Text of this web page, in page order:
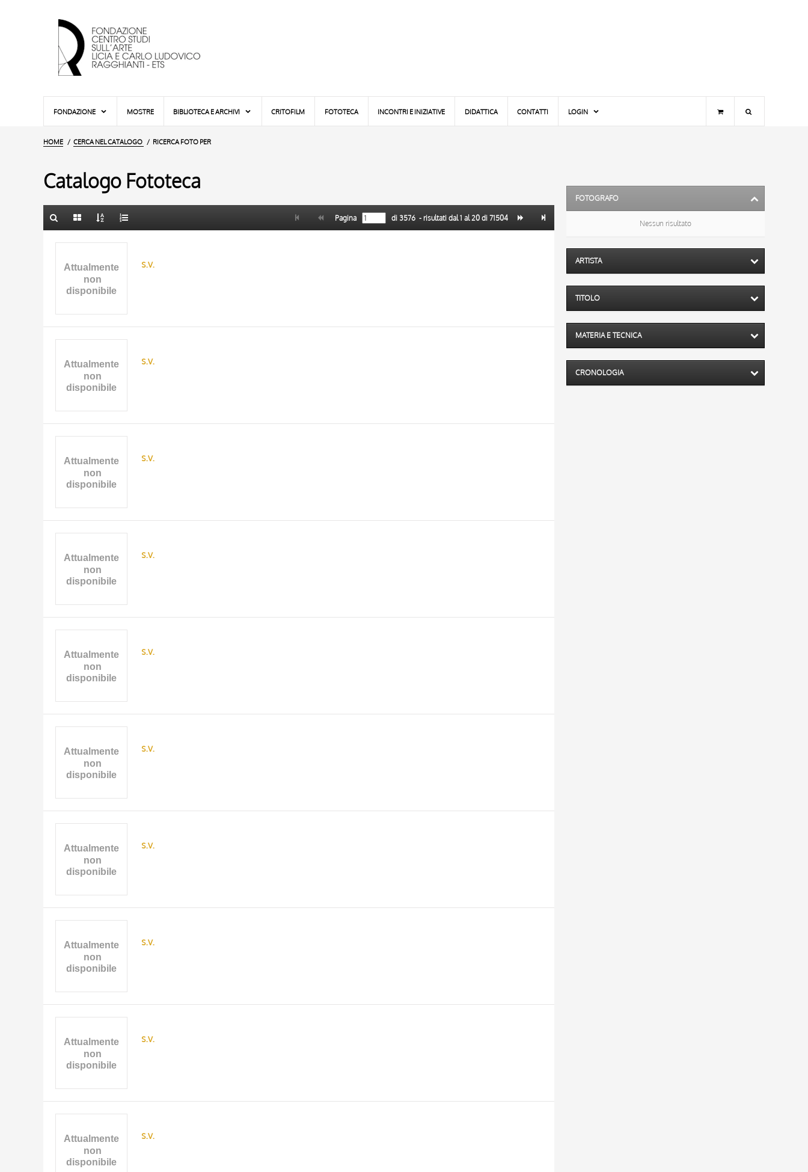
FONDAZIONE MOSTRE BIBLIOTECA E ARCHIVI CRITOFILM FOTOTECA INCONTRI E INIZIATIVE DIDATTICA CONTATTI LOGIN
HOME CERCA NEL CATALOGO RICERCA FOTO PER
Catalogo Fototeca
ARTISTA
MATERIA E TECNICA
10 RISULTATI
Pagina di 3576 - risultati dal1 al 20di 71504
s.v.
s.v.
s.v.
s.v.
s.v.
s.v.
s.v.
s.v.
s.v.
s.v.
FOTOGRAFO
Nessun risultato
ARTISTA
TITOLO
MATERIA E TECNICA
CRONOLOGIA